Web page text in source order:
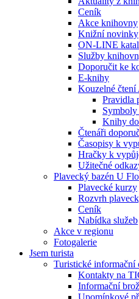
Ceník
Akce knihovny
Knižní novinky
ON-LINE
Služby
Doporučit ke
E-knihy
Kouzelné čtení
Pravidla
Symboly
Knihy
Čtenáři
Časopisy k
Hračky k
Užitečné
Plavecký bazén U
Plavecké kurzy
Rozvrh
Ceník
Nabídka služeb
Akce v regionu
Fotogalerie
Jsem turista
Turistické informační
Kontakty na
Informační
Upomínkové